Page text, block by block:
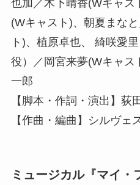
也加／木下晴香(Wキャス
(Wキャスト)、朝夏まな
ト)、植原卓也、 綺咲愛
役）／岡宮来夢(Wキャ
一郎
【脚本・作詞・演出】荻
【作曲・編曲】シルヴェ
ミュージカル『マイ・